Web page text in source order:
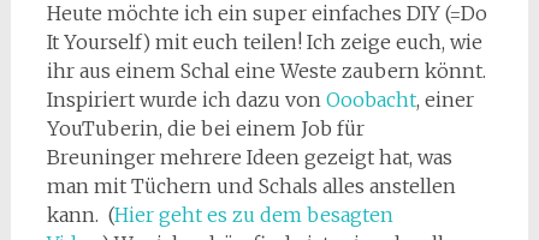
Heute möchte ich ein super einfaches DIY (=Do
It Yourself) mit euch teilen! Ich zeige euch, wie
ihr aus einem Schal eine Weste zaubern könnt.
Inspiriert wurde ich dazu von Ooobacht, einer
YouTuberin, die bei einem Job für
Breuninger mehrere Ideen gezeigt hat, was
man mit Tüchern und Schals alles anstellen
kann. (Hier geht es zu dem besagten